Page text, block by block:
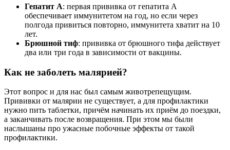
Гепатит А: первая прививка от гепатита А
обеспечивает иммунитетом на год, но если через
полгода привиться повторно, иммунитета хватит на 10
лет.
Брюшной тиф: прививка от брюшного тифа действует
два или три года в зависимости от вакцины.
Как не заболеть малярией?
Этот вопрос и для нас был самым животрепещущим.
Прививки от малярии не существует, а для профилактики
нужно пить таблетки, причём начинать их приём до поездки,
а заканчивать после возвращения. При этом мы были
наслышаны про ужасные побочные эффекты от такой
профилактики.